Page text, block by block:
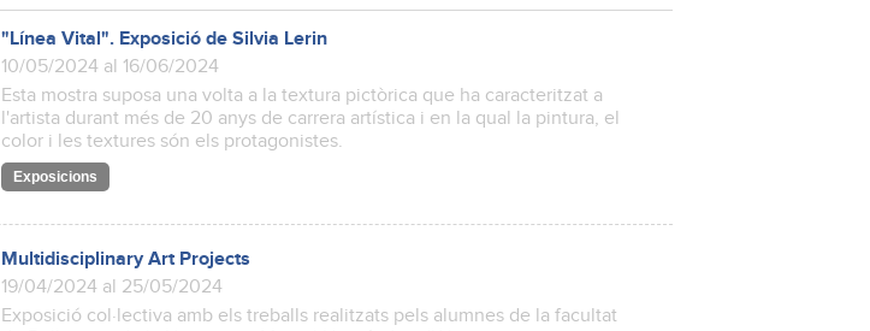
"Línea Vital". Exposició de Silvia Lerin
10/05/2024 al 16/06/2024
Esta mostra suposa una volta a la textura pictòrica que ha caracteritzat a
l'artista durant més de 20 anys de carrera artística i en la qual la pintura, el
color i les textures són els protagonistes.
Exposicions
Multidisciplinary Art Projects
19/04/2024 al 25/05/2024
Exposició col·lectiva amb els treballs realitzats pels alumnes de la facultat